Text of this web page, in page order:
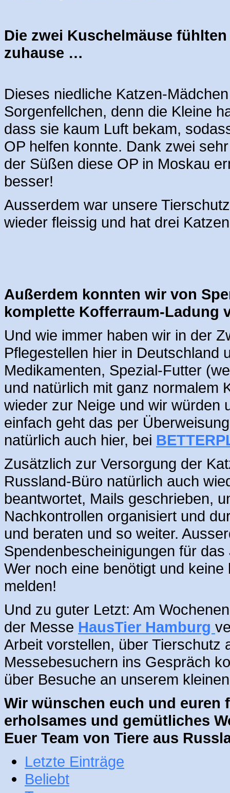
Die zwei Kuschelmäuse
zuhause …
Dieses niedliche Katzen-
Sorgenfellchen, denn die Kleine
dass sie kaum Luft bekam,
OP helfen konnte. Dank zwei
der Süßen diese OP in Moskau
besser!
Ausserdem war unsere
wieder fleissig und hat drei
Außerdem konnten wir von
komplette Kofferraum-Ladung
Und wie immer haben wir in der
Pflegestellen hier in Deutschland
Medikamenten, Spezial-Futter
und natürlich mit ganz normalem
wieder zur Neige und wir würden
einfach geht das per
natürlich auch hier, bei
Zusätzlich zur Versorgung der
Russland-Büro natürlich auch
beantwortet, Mails geschrieben,
Nachkontrollen organisiert und
und beraten und so weiter.
Spendenbescheinigungen für
Wer noch eine benötigt und
melden!
Und zu guter Letzt: Am
der Messe HausTier Hamburg
Arbeit vorstellen, über Tierschutz
Messebesuchern ins Gespräch
über Besuche an unserem
Wir wünschen euch und euren
erholsames und gemütliches
Euer Team von Tiere aus
Letzte Einträge
Beliebt